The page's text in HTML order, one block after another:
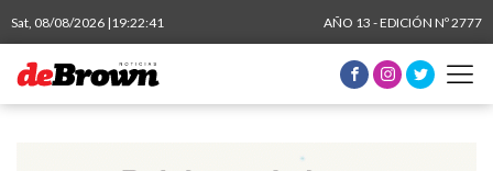
Sat, 08/08/2026 |19:22:41 AÑO 13 - EDICIÓN Nº 2777